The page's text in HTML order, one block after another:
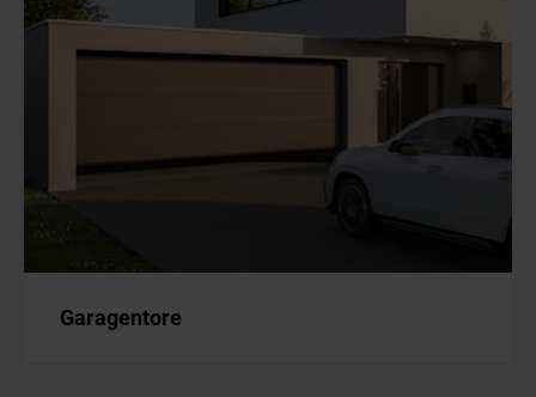
Garagentore